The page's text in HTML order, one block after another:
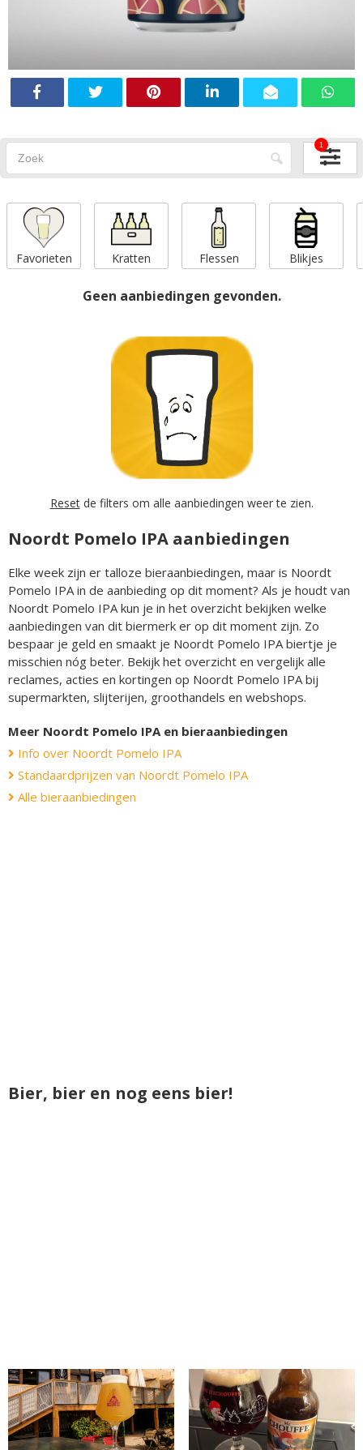
1
Favorieten Kratten Flessen Blikjes
Geen aanbiedingen gevonden.
Resetde filters om alle aanbiedingen weer te zien.
Noordt Pomelo IPA aanbiedingen
Elke week zijn er talloze bieraanbiedingen, maar is Noordt
Pomelo IPA in de aanbieding op dit moment? Als je houdt van
Noordt Pomelo IPA kun je in het overzicht bekijken welke
aanbiedingen van dit biermerk er op dit moment zijn. Zo
bespaar je geld en smaakt je Noordt Pomelo IPA biertje je
misschien nóg beter. Bekijk het overzicht en vergelijk alle
reclames, acties en kortingen op Noordt Pomelo IPA bij
supermarkten, slijterijen, groothandels en webshops.
Meer Noordt Pomelo IPA en bieraanbiedingen
Info over Noordt Pomelo IPA
Standaardprijzen van Noordt Pomelo IPA
Alle bieraanbiedingen
Bier, bier en nog eens bier!